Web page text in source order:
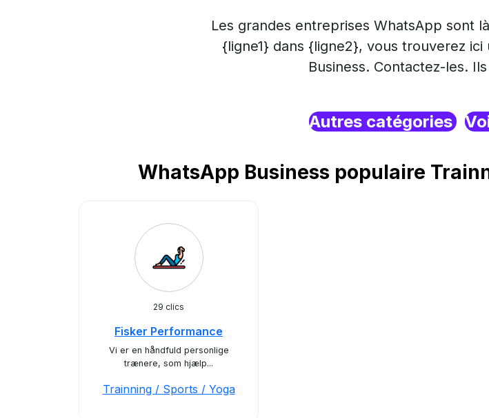
Les grandes entreprises WhatsApp sont
{ligne1} dans {ligne2}, vous trouverez
Business. Contactez-les.
Autres catégories
WhatsApp Business populaire
29 clics
Fisker Performance
Vi er en håndfuld personlige
trænere, som hjælp...
Trainning / Sports / Yoga